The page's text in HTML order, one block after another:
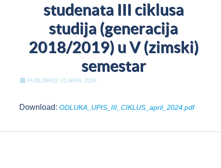
studenata III ciklusa
studija (generacija
2018/2019) u V (zimski)
semestar
PUBLISHED: 01 APRIL 2024
Download: ODLUKA_UPIS_III_CIKLUS_april_2024.pdf